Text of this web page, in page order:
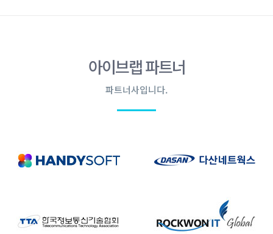
아이브랩 파트너
파트너사입니다.